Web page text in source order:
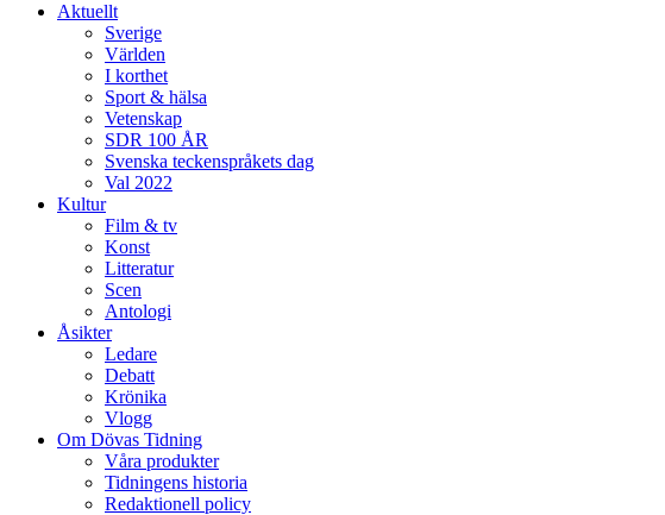
Aktuellt
Sverige
Världen
I korthet
Sport & hälsa
Vetenskap
SDR 100 ÅR
Svenska teckenspråkets dag
Val 2022
Kultur
Film & tv
Konst
Litteratur
Scen
Antologi
Åsikter
Ledare
Debatt
Krönika
Vlogg
Om Dövas Tidning
Våra produkter
Tidningens historia
Redaktionell policy